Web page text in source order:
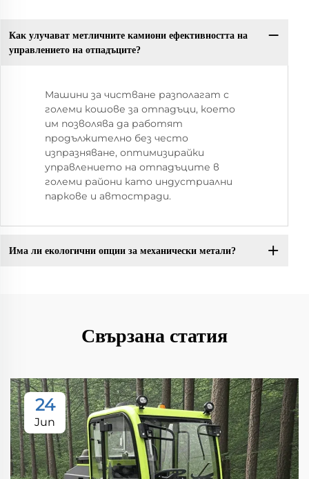
Как улучават метличните камиони ефективността на
управлението на отпадъците?
Машини за чистване разполагат с
големи кошове за отпадъци, което
им позволява да работят
продължително без често
изпразняване, оптимизирайки
управлението на отпадъците в
големи райони като индустриални
паркове и автостради.
Има ли екологични опции за механически метали?
Свързана статия
24
Jun